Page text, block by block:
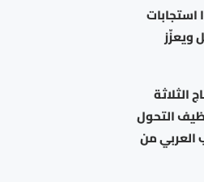
استجابات
ويعزّز
الثلاثة
التحول
العربي من